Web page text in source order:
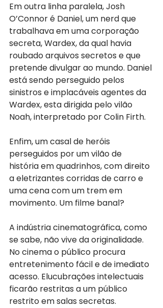
Em outra linha paralela, Josh
O’Connor é Daniel, um nerd que
trabalhava em uma corporação
secreta, Wardex, da qual havia
roubado arquivos secretos e que
pretende divulgar ao mundo. Daniel
está sendo perseguido pelos
sinistros e implacáveis agentes da
Wardex, esta dirigida pelo vilão
Noah, interpretado por Colin Firth.
Enfim, um casal de heróis
perseguidos por um vilão de
história em quadrinhos, com direito
a eletrizantes corridas de carro e
uma cena com um trem em
movimento. Um filme banal?
A indústria cinematográfica, como
se sabe, não vive da originalidade.
No cinema o público procura
entretenimento fácil e de imediato
acesso. Elucubrações intelectuais
ficarão restritas a um público
restrito em salas secretas.